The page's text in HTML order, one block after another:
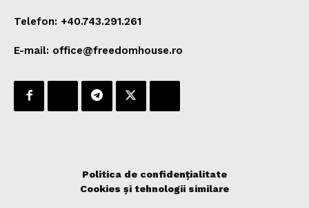
Telefon: +40.743.291.261
E-mail: office@freedomhouse.ro
Politica de confidențialitate
Cookies și tehnologii similare